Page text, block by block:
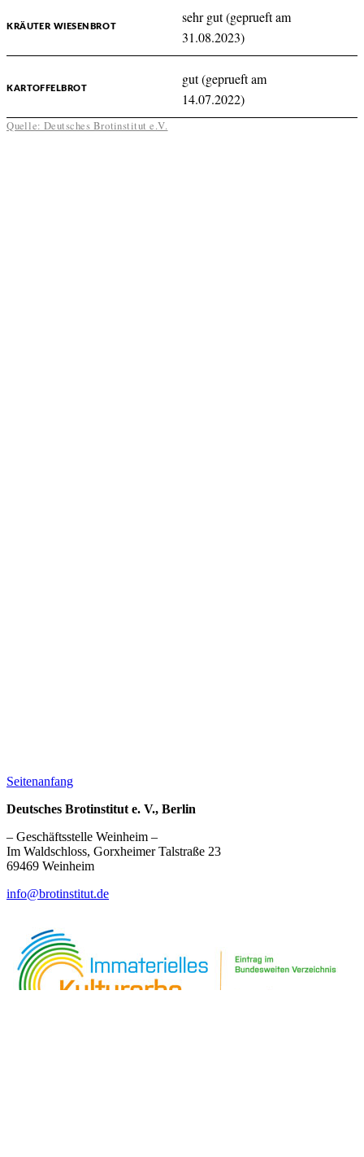
KRÄUTER WIESENBROT
sehr gut (geprueft am
31.08.2023)
KARTOFFELBROT
gut (geprueft am
14.07.2022)
Quelle: Deutsches Brotinstitut e.V.
Seitenanfang
Deutsches Brotinstitut e. V., Berlin
– Geschäftsstelle Weinheim –
Im Waldschloss, Gorxheimer Talstraße 23
69469 Weinheim
info@brotinstitut.de